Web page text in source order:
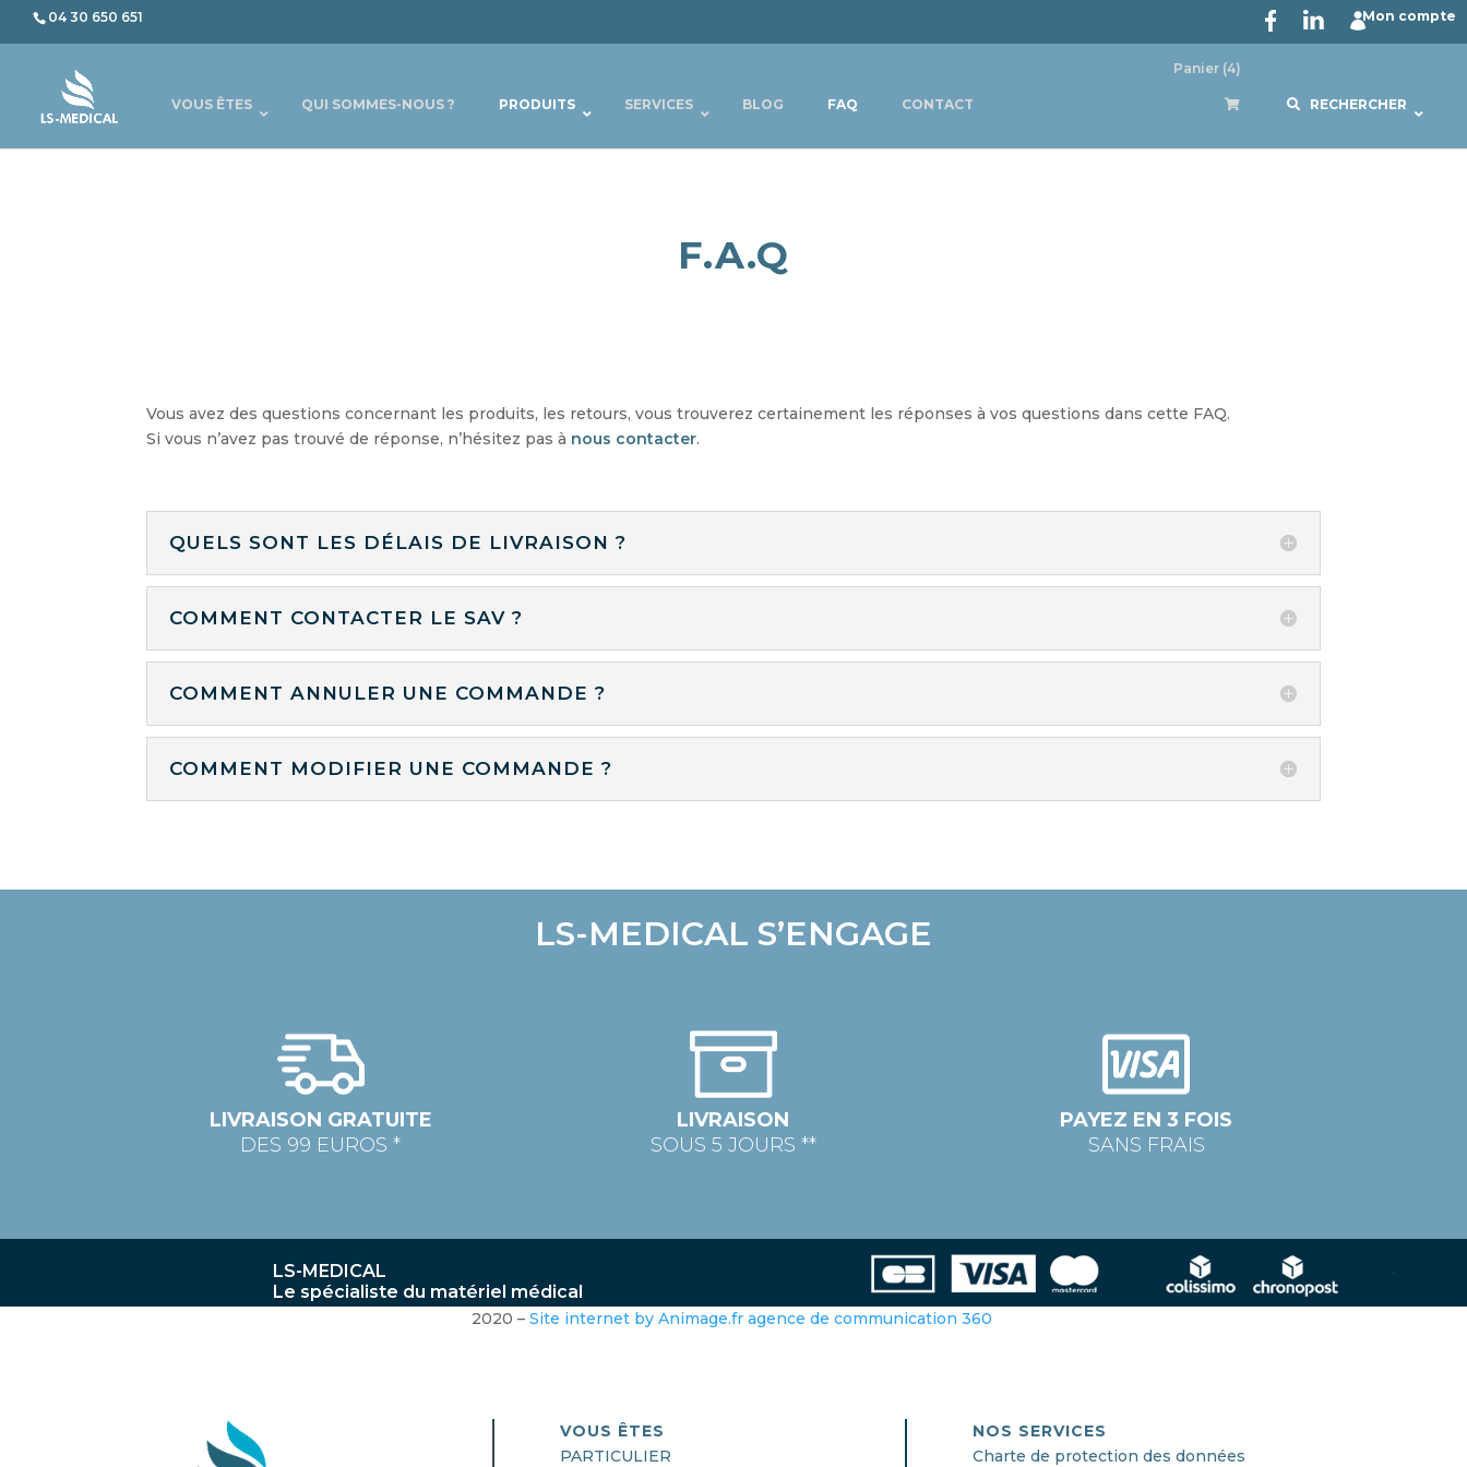
04 30 650 651 Mon compte
VOUS ÊTES QUI SOMMES-NOUS ? PRODUITS SERVICES BLOG FAQ CONTACT
Panier (4)
RECHERCHER
F.A.Q
Vous avez des questions concernant les produits, les retours, vous trouverez certainement les réponses à vos questions dans cette FAQ.
Si vous n’avez pas trouvé de réponse, n’hésitez pas à nous contacter.
QUELS SONT LES DÉLAIS DE LIVRAISON ?
COMMENT CONTACTER LE SAV ?
COMMENT ANNULER UNE COMMANDE ?
COMMENT MODIFIER UNE COMMANDE ?
LS-MEDICAL S’ENGAGE
LIVRAISON GRATUITE
DES 99 EUROS *
LIVRAISON
SOUS 5 JOURS **
PAYEZ EN 3 FOIS
SANS FRAIS
LS-MEDICAL
Le spécialiste du matériel médical
2020 – Site internet by Animage.fr agence de communication 360
VOUS ÊTES
PARTICULIER
NOS SERVICES
Charte de protection des données